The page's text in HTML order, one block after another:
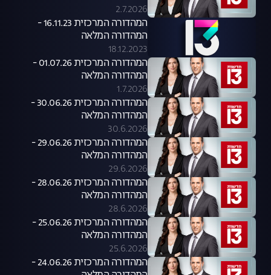
2.7.2026
המהדורה המרכזית 16.11.23 -
המהדורה המלאה
18.12.2023
המהדורה המרכזית 01.07.26 -
המהדורה המלאה
1.7.2026
המהדורה המרכזית 30.06.26 -
המהדורה המלאה
30.6.2026
המהדורה המרכזית 29.06.26 -
המהדורה המלאה
29.6.2026
המהדורה המרכזית 28.06.26 -
המהדורה המלאה
28.6.2026
המהדורה המרכזית 25.06.26 -
המהדורה המלאה
25.6.2026
המהדורה המרכזית 24.06.26 -